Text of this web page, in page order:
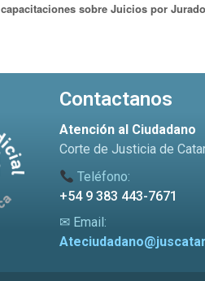
capacitaciones sobre Juicios por Jurado
Contactanos
Atención al Ciudadano
Corte de Justicia de
Teléfono:
+54 9 383 443-7671
✉ Email: